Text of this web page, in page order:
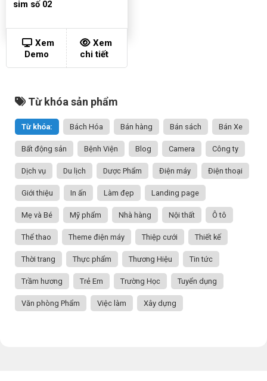
sim số 02
Xem
Demo
Xem
chi tiết
Từ khóa sản phẩm
Từ khóa: Bách Hóa Bán hàng Bán sách Bán Xe
Bất động sản Bệnh Viện Blog Camera Công ty
Dịch vụ Du lịch Dược Phẩm Điện máy Điện thoại
Giới thiệu In ấn Làm đẹp Landing page
Mẹ và Bé Mỹ phẩm Nhà hàng Nội thất Ô tô
Thể thao Theme điện máy Thiệp cưới Thiết kế
Thời trang Thực phẩm Thương Hiệu Tin tức
Trầm hương Trẻ Em Trường Học Tuyển dụng
Văn phòng Phẩm Việc làm Xây dựng